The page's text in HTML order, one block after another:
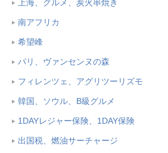
上海、グルメ、炭火串焼き
南アフリカ
希望峰
パリ、ヴァンセンヌの森
フィレンツェ、アグリツーリズモ
韓国、ソウル、B級グルメ
1DAYレジャー保険、1DAY保険
出国税、燃油サーチャージ